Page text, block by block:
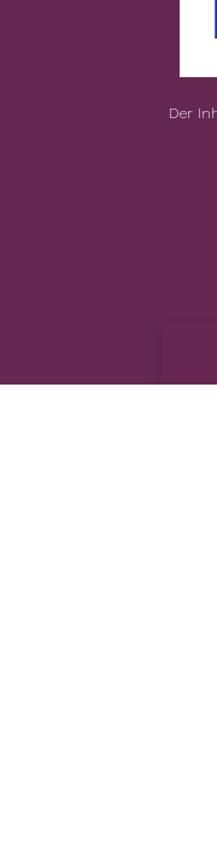
Der